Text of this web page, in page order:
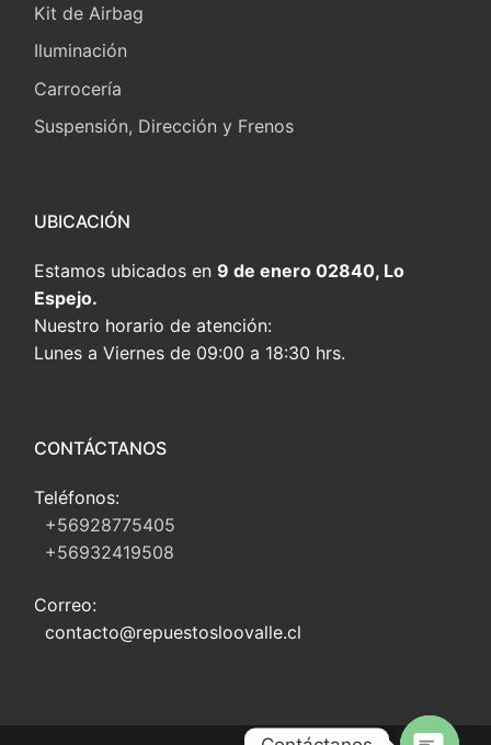
Kit de Airbag
Iluminación
Carrocería
Suspensión, Dirección y Frenos
UBICACIÓN
Estamos ubicados en 9 de enero 02840, Lo
Espejo.
Nuestro horario de atención:
Lunes a Viernes de 09:00 a 18:30 hrs.
CONTÁCTANOS
Teléfonos:
+56928775405
+56932419508
Correo:
contacto@repuestosloovalle.cl